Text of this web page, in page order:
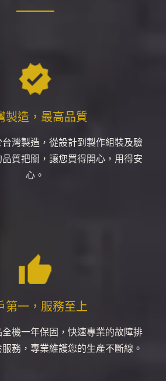
製造，最高品質
灣製造，從設計到製作組裝及驗
質把關，讓您買得開心，用得安
心。
第一，服務至上
機一年保固，快速專業的故障排
務，專業維護您的生產不斷線。